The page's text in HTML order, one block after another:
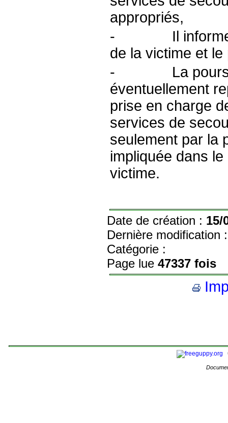
appropriés,
- Il informe si
de la victime et
- La poursuite
éventuellement
prise en charge
services de
seulement par la
impliquée dans
victime.
Date de création : 15/
Dernière modification
Catégorie :
Page lue 47337 fois